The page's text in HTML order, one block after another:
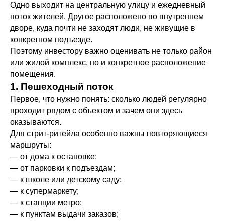
Одно выходит на центральную улицу и ежедневный
поток жителей. Другое расположено во внутреннем
дворе, куда почти не заходят люди, не живущие в
конкретном подъезде.
Поэтому инвестору важно оценивать не только район
или жилой комплекс, но и конкретное расположение
помещения.
1. Пешеходный поток
Первое, что нужно понять: сколько людей регулярно
проходит рядом с объектом и зачем они здесь
оказываются.
Для стрит-ритейла особенно важны повторяющиеся
маршруты:
— от дома к остановке;
— от парковки к подъездам;
— к школе или детскому саду;
— к супермаркету;
— к станции метро;
— к пунктам выдачи заказов;